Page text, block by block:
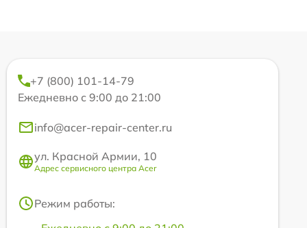
+7 (800) 101-14-79
Ежедневно с 9:00 до 21:00
info@acer-repair-center.ru
ул. Красной Армии, 10
Адрес сервисного центра Acer
Режим работы: